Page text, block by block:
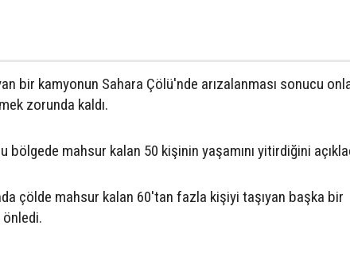
bir kamyonun Sahara Çölü'nde arızalanması sonucu
zorunda kaldı.
mahsur kalan 50 kişinin yaşamını yitirdiğini
çölde mahsur kalan 60'tan fazla kişiyi taşıyan başka bir